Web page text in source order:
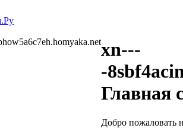
xn---
-
Главная
Добро пожаловать